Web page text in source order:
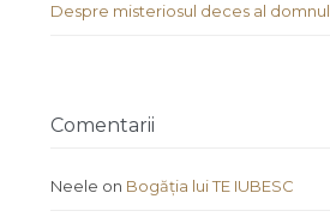
Despre misteriosul deces al
Comentarii
Neele on Bogăția lui TE IUBESC